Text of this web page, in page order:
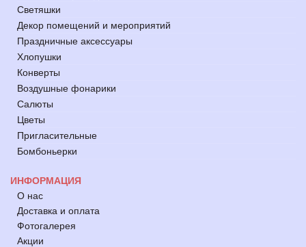
Светяшки
Декор помещений и мероприятий
Праздничные аксессуары
Хлопушки
Конверты
Воздушные фонарики
Салюты
Цветы
Пригласительные
Бомбоньерки
ИНФОРМАЦИЯ
О нас
Доставка и оплата
Фотогалерея
Акции